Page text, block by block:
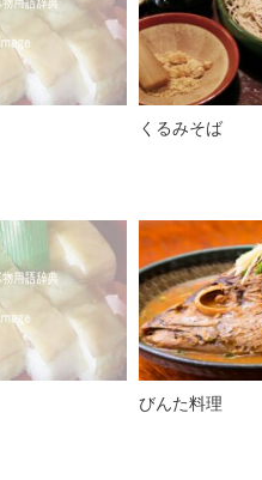
くるみそば
びんた料理